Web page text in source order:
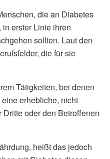
die an Diabetes
in erster Linie ihren
sollten. Laut den
die für sie
Tätigkeiten, bei denen
erhebliche, nicht
oder den Betroffenen
heißt das jedoch